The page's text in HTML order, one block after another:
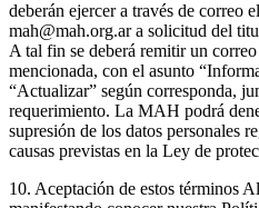
deberán ejercer a través de correo
mah@mah.org.ar a solicitud del
A tal fin se deberá remitir un
mencionada, con el asunto
“Actualizar” según corresponda,
requerimiento. La MAH podrá
supresión de los datos personales
causas previstas en la Ley de
10. Aceptación de estos términos